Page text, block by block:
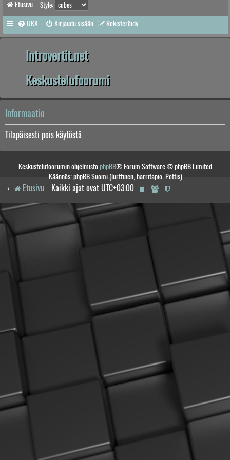
Etusivu Style:
UKK Kirjaudu sisään Rekisteröidy
Introvertit.net
Keskustelufoorumi
Informaatio
Tilapäisesti pois käytöstä
Keskustelufoorumin ohjelmistophpBB® Forum Software © phpBB Limited
Käännös: phpBB Suomi (lurttinen, harritapio, Pettis)
Etusivu Kaikki ajat ovat UTC+03:00